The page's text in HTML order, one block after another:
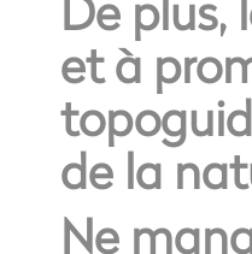
et à
de la
Ne